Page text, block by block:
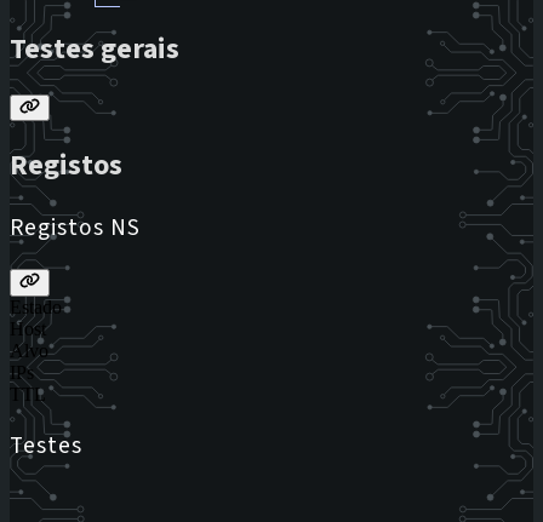
Testes gerais
Registos
Registos NS
Estado
Host
Alvo
IPs
TTL
Testes